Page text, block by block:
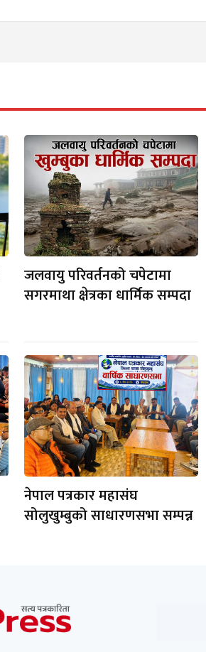
जलवायु परिवर्तनको चपेटामा
सगरमाथा क्षेत्रका धार्मिक सम्पदा
नेपाल पत्रकार महासंघ
सोलुखुम्बुको साधारणसभा सम्पन्न